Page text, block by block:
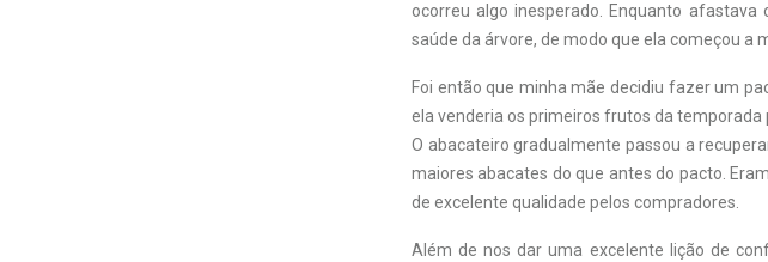
ocorreu algo inesperado. Enquanto
saúde da árvore, de modo que ela começou a
Foi então que minha mãe decidiu fazer um
ela venderia os primeiros frutos da temporada
O abacateiro gradualmente passou a
maiores abacates do que antes do pacto.
de excelente qualidade pelos compradores.
Além de nos dar uma excelente lição de